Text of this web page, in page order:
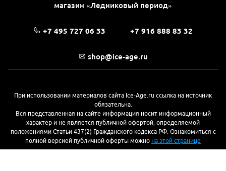
магазин «Ледниковый период»
+7 495 727 06 33 +7 916 888 83 32
shop@ice-age.ru
При использовании материалов сайта Ice-Age.ru ссылка на источник
обязательна.
Вся представленная на сайте информация носит информационный
характер и не является публичной офертой, определяемой
положениями Статьи 437(2) Гражданского кодекса РФ. Ознакомиться с
полной версией публичной оферты можно на этой странице